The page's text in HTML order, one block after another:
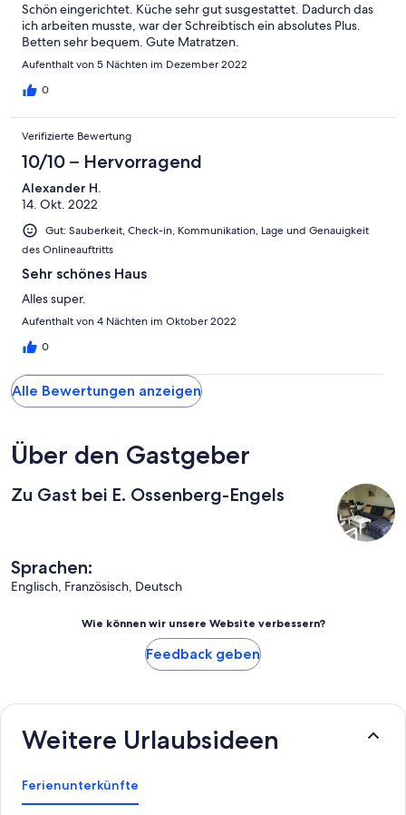
Schön eingerichtet. Küche sehr gut susgestattet. Dadurch das
ich arbeiten musste, war der Schreibtisch ein absolutes Plus.
Betten sehr bequem. Gute Matratzen.
Aufenthalt von 5 Nächten im Dezember 2022
0
Verifizierte Bewertung
10/10 – Hervorragend
Alexander H.
14. Okt. 2022
Gut: Sauberkeit, Check-in, Kommunikation, Lage und Genauigkeit
des Onlineauftritts
Sehr schönes Haus
Alles super.
Aufenthalt von 4 Nächten im Oktober 2022
0
Alle Bewertungen anzeigen
Über den Gastgeber
Zu Gast bei E. Ossenberg-Engels
Sprachen:
Englisch, Französisch, Deutsch
Wie können wir unsere Website verbessern?
Feedback geben
Weitere Urlaubsideen
Ferienunterkünfte